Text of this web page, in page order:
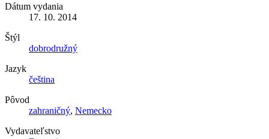
Dátum vydania
17. 10. 2014
Štýl
dobrodružný
Jazyk
čeština
Pôvod
zahraničný, Nemecko
Vydavateľstvo